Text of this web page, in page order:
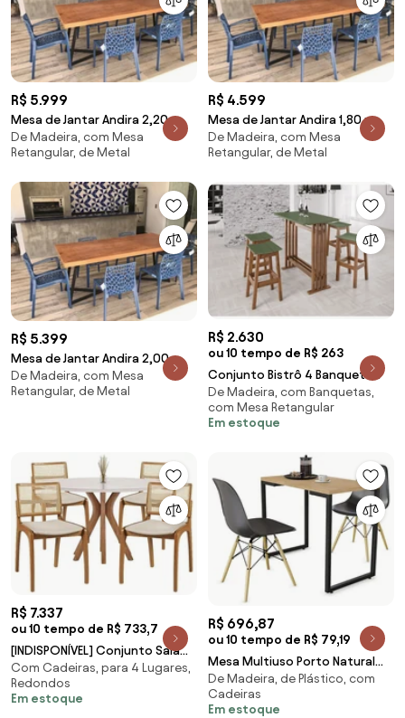
R$ 5.999
Mesa de Jantar Andira 2,20 x
0,90 x 0,78
De Madeira, com Mesa
Retangular, de Metal
R$ 4.599
Mesa de Jantar Andira 1,80 x
0,90 x 0,78
De Madeira, com Mesa
Retangular, de Metal
R$ 5.399
Mesa de Jantar Andira 2,00 x
0,90 x 0,78
De Madeira, com Mesa
Retangular, de Metal
R$ 2.630
ou 10 tempo de R$ 263
Conjunto Bistrô 4 Banqueta
Verde Musgo - Wood Prime MP
33224
De Madeira, com Banquetas,
com Mesa Retangular
Em estoque
R$ 7.337
ou 10 tempo de R$ 733,7
[INDISPONÍVEL] Conjunto Sala
de Jantar com 4 Cadeiras
Moringa - WP 56508 Conjunto
Sala de Jantar com 4 Cadeiras
Com Cadeiras, para 4 Lugares,
Redondos
Em estoque
R$ 696,87
ou 10 tempo de R$ 79,19
Mesa Multiuso Porto Natural
90cm com 02 Cadeiras Eiffel
Preto - D'Rossi
De Madeira, de Plástico, com
Cadeiras
Em estoque